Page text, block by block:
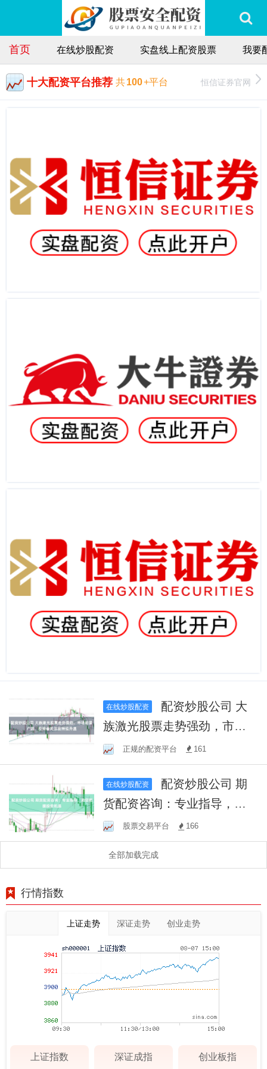
首页 在线炒股配资 实盘线上配资股票 我要
十大配资平台推荐 共100+平台 恒信证券官网
在线炒股配资
族激光股票走势强劲，市场
前景广阔，投资者关注度持
续升温
正规的配资平台 161
在线炒股配资
货配资咨询：专业指导，助
您把握投资机遇
股票交易平台 166
全部加载完成
行情指数
上证走势 深证走势 创业走势
上证指数 深证成指 创业板指